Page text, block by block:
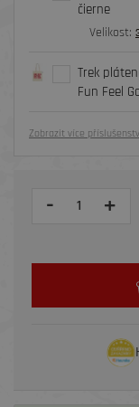
čierne
Velikost:
Trek
Fun Feel
Zobrazit více
- +